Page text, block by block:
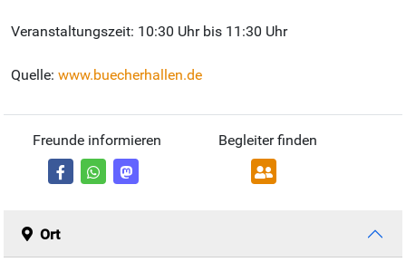
Veranstaltungszeit: 10:30 Uhr bis 11:30 Uhr
Quelle: www.buecherhallen.de
Freunde informieren Begleiter finden
Ort